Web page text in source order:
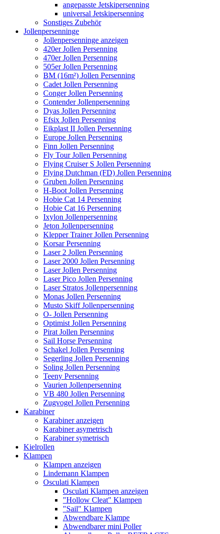
angepasste Jetskipersenning
universal Jetskipersenning
Sonstiges Zubehör
Jollenpersenninge
Jollenpersenninge anzeigen
420er Jollen Persenning
470er Jollen Persenning
505er Jollen Persenning
BM (16m²) Jollen Persenning
Cadet Jollen Persenning
Conger Jollen Persenning
Contender Jollenpersenning
Dyas Jollen Persenning
Efsix Jollen Persenning
Eikplast II Jollen Persenning
Europe Jollen Persenning
Finn Jollen Persenning
Fly Tour Jollen Persenning
Flying Cruiser S Jollen Persenning
Flying Dutchman (FD) Jollen Persenning
Gruben Jollen Persenning
H-Boot Jollen Persenning
Hobie Cat 14 Persenning
Hobie Cat 16 Persenning
Ixylon Jollenpersenning
Jeton Jollenpersenning
Klepper Trainer Jollen Persenning
Korsar Persenning
Laser 2 Jollen Persenning
Laser 2000 Jollen Persenning
Laser Jollen Persenning
Laser Pico Jollen Persenning
Laser Stratos Jollenpersenning
Monas Jollen Persenning
Musto Skiff Jollenpersenning
O- Jollen Persenning
Optimist Jollen Persenning
Pirat Jollen Persenning
Sail Horse Persenning
Schakel Jollen Persenning
Segerling Jollen Persenning
Soling Jollen Persenning
Teeny Persenning
Vaurien Jollenpersenning
VB 480 Jollen Persenning
Zugvogel Jollen Persenning
Karabiner
Karabiner anzeigen
Karabiner asymetrisch
Karabiner symetrisch
Kielrollen
Klampen
Klampen anzeigen
Lindemann Klampen
Osculati Klampen
Osculati Klampen anzeigen
"Hollow Cleat" Klampen
"Sail" Klampen
Abwendbare Klampe
Abwendbarer mini Poller